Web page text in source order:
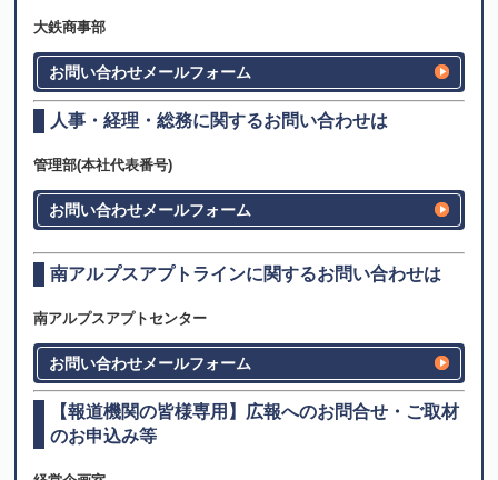
大鉄商事部
お問い合わせメールフォーム
人事・経理・総務に関するお問い合わせは
管理部(本社代表番号)
お問い合わせメールフォーム
南アルプスアプトラインに関するお問い合わせは
南アルプスアプトセンター
お問い合わせメールフォーム
【報道機関の皆様専用】広報へのお問合せ・ご取材
のお申込み等